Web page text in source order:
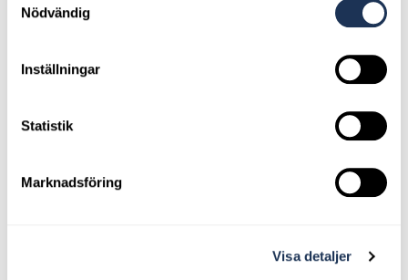
Nödvändig
Inställningar
Statistik
Marknadsföring
Visa detaljer